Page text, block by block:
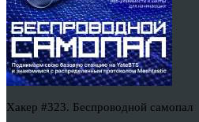
Хакер #323. Беспроводной самопал